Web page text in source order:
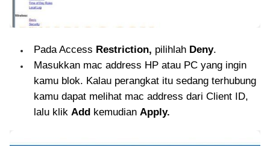
Pada Access Restriction, pilihlah Deny.
Masukkan mac address HP atau PC yang ingin
kamu blok. Kalau perangkat itu sedang terhubung
kamu dapat melihat mac address dari Client ID,
lalu klik Add kemudian Apply.